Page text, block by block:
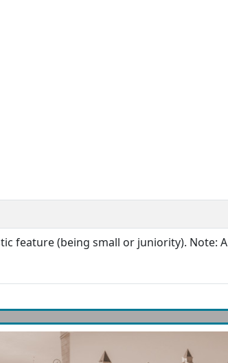
feature (being small or juniority). Note: A